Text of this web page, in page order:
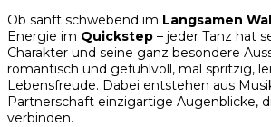
Ob sanft schwebend im Langsamen
Energie im Quickstep – jeder Tanz hat
Charakter und seine ganz besondere
romantisch und gefühlvoll, mal spritzig,
Lebensfreude. Dabei entstehen aus
Partnerschaft einzigartige Augenblicke,
verbinden.